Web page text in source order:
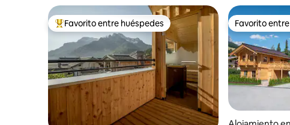
Favorito entre huéspedes preferido
Favorito entre huéspedes Favorito
Favorito